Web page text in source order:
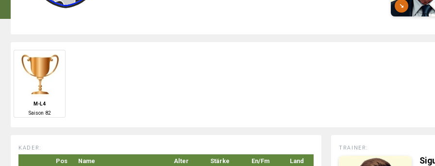
↘
M-L4
Saison 82
KADER:
Pos Name Alter Stärke En/Fm
Land
TRAINER: